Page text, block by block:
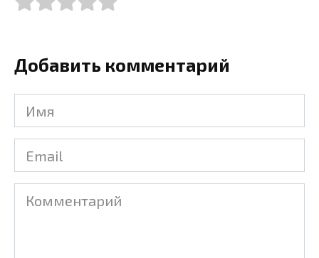
Добавить комментарий
Имя
Email
Комментарий